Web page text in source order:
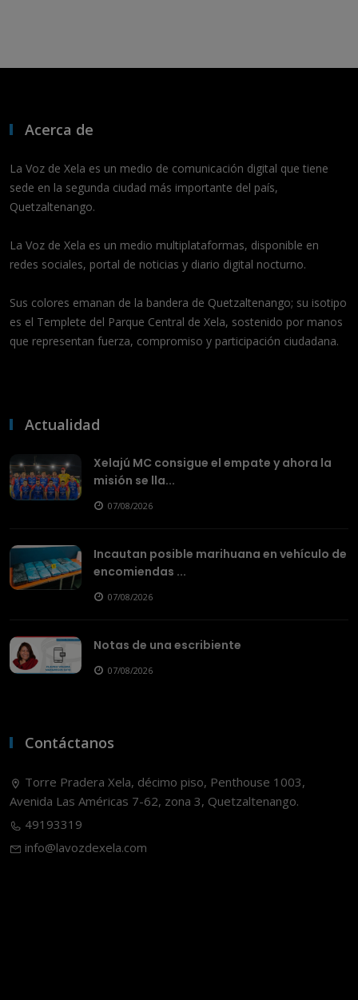
Acerca de
La Voz de Xela es un medio de comunicación digital que tiene
sede en la segunda ciudad más importante del país,
Quetzaltenango.
La Voz de Xela es un medio multiplataformas, disponible en
redes sociales, portal de noticias y diario digital nocturno.
Sus colores emanan de la bandera de Quetzaltenango; su isotipo
es el Templete del Parque Central de Xela, sostenido por manos
que representan fuerza, compromiso y participación ciudadana.
Actualidad
Xelajú MC consigue el empate y ahora la
misión se lla...
07/08/2026
Incautan posible marihuana en vehículo de
encomiendas ...
07/08/2026
Notas de una escribiente
07/08/2026
Contáctanos
Torre Pradera Xela, décimo piso, Penthouse 1003,
Avenida Las Américas 7-62, zona 3, Quetzaltenango.
49193319
info@lavozdexela.com